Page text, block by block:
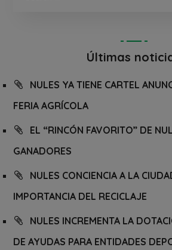
Últimas
NULES YA TIENE CARTEL
FERIA AGRÍCOLA
EL “RINCÓN FAVORITO” DE
GANADORES
NULES CONCIENCIA A LA
IMPORTANCIA DEL RECICLAJE
NULES INCREMENTA LA
DE AYUDAS PARA ENTIDADES